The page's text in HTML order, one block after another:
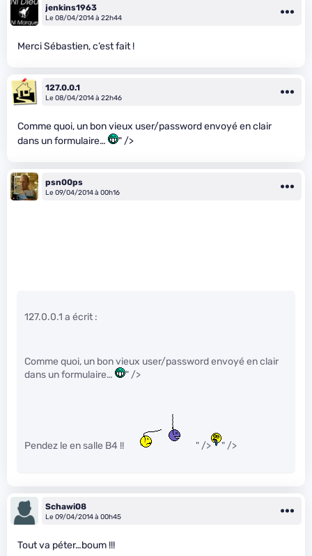
jenkins1963
Le 08/04/2014 à 22h44
Merci Sébastien, c’est fait !
127.0.0.1
Le 08/04/2014 à 22h46
Comme quoi, un bon vieux user/password envoyé en clair
dans un formulaire…
" />
psn00ps
Le 09/04/2014 à 00h16
127.0.0.1 a écrit :
Comme quoi, un bon vieux user/password envoyé en clair
dans un formulaire…
" />
Pendez le en salle B4 !! " /> " />
Schawi08
Le 09/04/2014 à 00h45
Tout va péter…boum !!!